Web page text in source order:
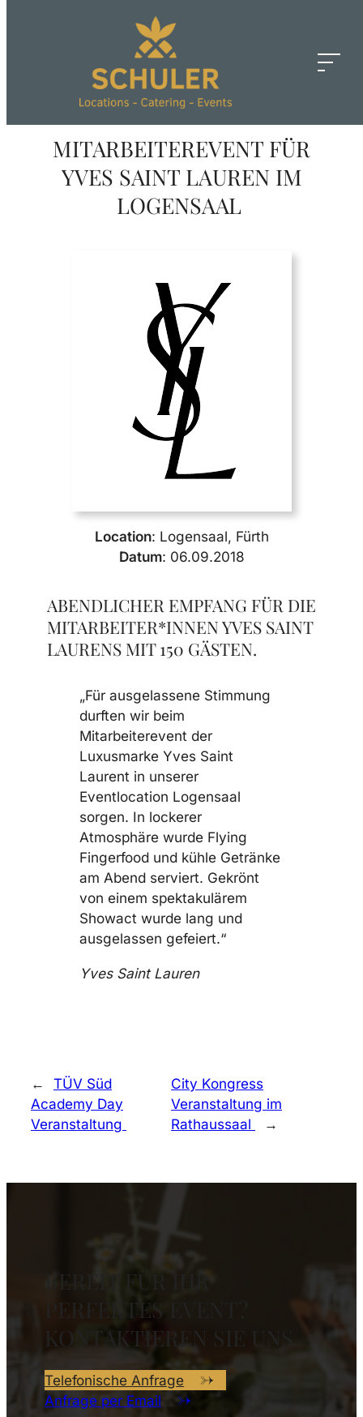
MITARBEITEREVENT FÜR
YVES SAINT LAUREN IM
LOGENSAAL
Location: Logensaal, Fürth
Datum: 06.09.2018
ABENDLICHER EMPFANG FÜR DIE
MITARBEITER*INNEN YVES SAINT
LAURENS MIT 150 GÄSTEN.
„Für ausgelassene Stimmung
durften wir beim
Mitarbeiterevent der
Luxusmarke Yves Saint
Laurent in unserer
Eventlocation Logensaal
sorgen. In lockerer
Atmosphäre wurde Flying
Fingerfood und kühle Getränke
am Abend serviert. Gekrönt
von einem spektakulärem
Showact wurde lang und
ausgelassen gefeiert.“
Yves Saint Lauren
←
TÜV Süd
Academy Day
Veranstaltung
City Kongress
Veranstaltung im
Rathaussaal
→
BEREIT FÜR IHR
PERFEKTES EVENT?
KONTAKTIEREN SIE UNS
Telefonische Anfrage
Anfrage per Email